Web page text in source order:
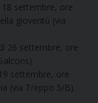
18 settembre, ore
gioventù (via
26 settembre, ore
19 settembre, ore
(via Treppo 5/B).